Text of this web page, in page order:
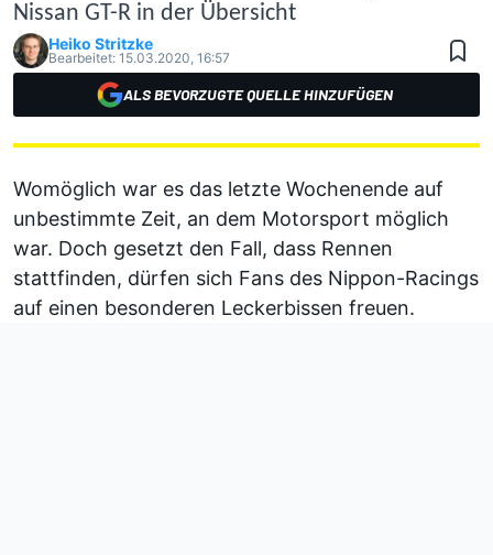
Nissan GT-R in der Übersicht
Heiko Stritzke
Bearbeitet: 15.03.2020, 16:57
ALS BEVORZUGTE QUELLE HINZUFÜGEN
Womöglich war es das letzte Wochenende auf
unbestimmte Zeit, an dem Motorsport möglich
war. Doch gesetzt den Fall, dass Rennen
stattfinden, dürfen sich Fans des Nippon-Racings
auf einen besonderen Leckerbissen freuen.